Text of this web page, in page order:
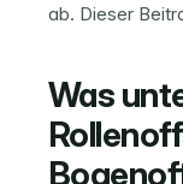
ab. Dieser
Was